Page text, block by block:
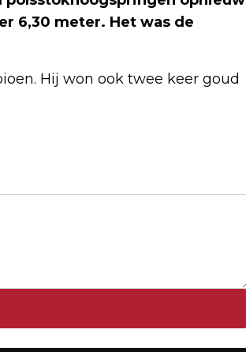
6,30 meter. Het was de
Hij won ook twee keer goud
EN BELGIË GEVEN ZEVEN